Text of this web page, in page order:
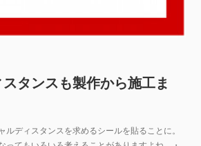
タンスも製作から施工ま
ルディスタンスを求めるシールを貼ることに。